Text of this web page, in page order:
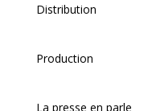
Distribution
Production
La presse en parle